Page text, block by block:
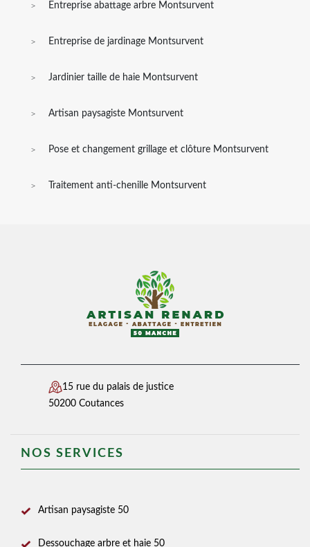
Entreprise abattage arbre Montsurvent
Entreprise de jardinage Montsurvent
Jardinier taille de haie Montsurvent
Artisan paysagiste Montsurvent
Pose et changement grillage et clôture Montsurvent
Traitement anti-chenille Montsurvent
15 rue du palais de justice
50200 Coutances
NOS SERVICES
Artisan paysagiste 50
Dessouchage arbre et haie 50